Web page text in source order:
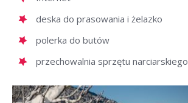
deska do prasowania i żelazko
polerka do butów
przechowalnia sprzętu narciarskiego